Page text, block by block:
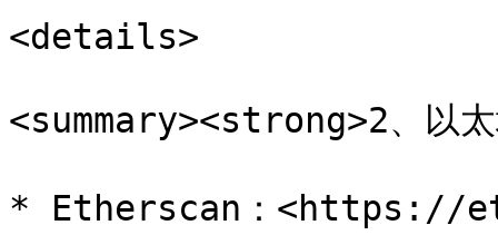
<details>
<summary><strong>2、以
* Etherscan：<https://